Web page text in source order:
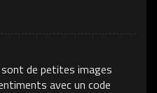
de petites images
avec un code